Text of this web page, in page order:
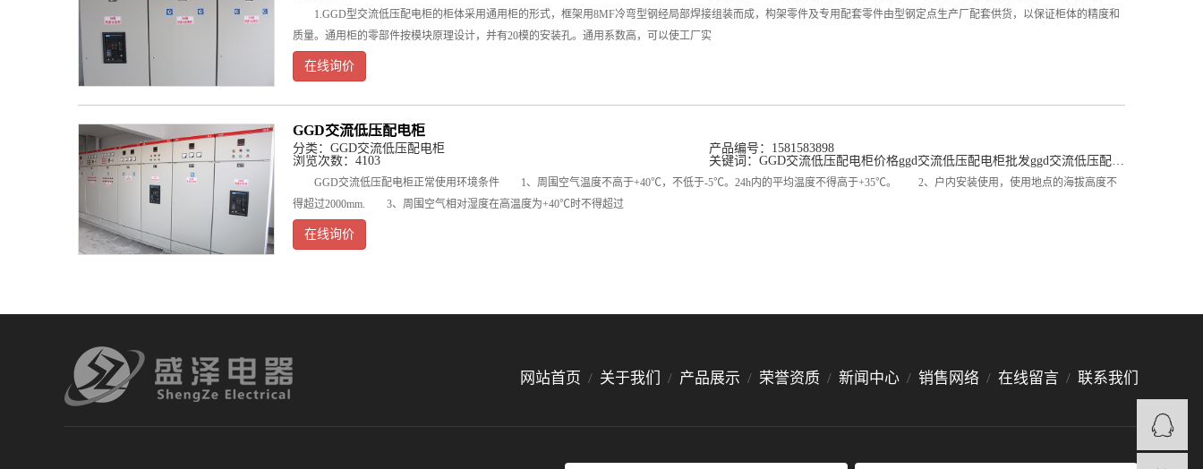
1.GGD型交流低压配电柜的柜体采用通用柜的形式，框架用8MF冷弯型钢经局部焊接组装而成，构架零件及专用配套零件由型钢定点生产厂配套供货，以保证柜体的精度和
质量。通用柜的零部件按模块原理设计，并有20模的安装孔。通用系数高，可以使工厂实
在线询价
GGD交流低压配电柜
分类： GGD交流低压配电柜
产品编号：1581583898
浏览次数：4103
关键词： GGD交流低压配电柜价格ggd交流低压配电柜批发ggd交流低压配电柜公司
GGD交流低压配电柜正常使用环境条件 1、周围空气温度不高于+40℃，不低于-5℃。24h内的平均温度不得高于+35℃。 2、户内安装使用，使用地点的海拔高度不
得超过2000mm. 3、周围空气相对湿度在高温度为+40℃时不得超过
在线询价
网站首页 / 关于我们 / 产品展示 / 荣誉资质 / 新闻中心 / 销售网络 / 在线留言 / 联系我们